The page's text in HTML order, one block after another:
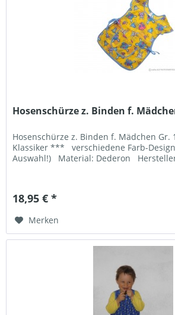
Hosenschürze z. Binden f.
Hosenschürze z. Binden f. Mädchen
Klassiker *** verschiedene Farb-
Auswahl!) Material: Dederon
18,95 € *
Merken